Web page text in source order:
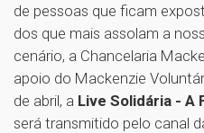
de pessoas que ficam
dos que mais assolam a
cenário, a Chancelaria
apoio do Mackenzie
de abril, a Live Solidária - A
será transmitido pelo canal